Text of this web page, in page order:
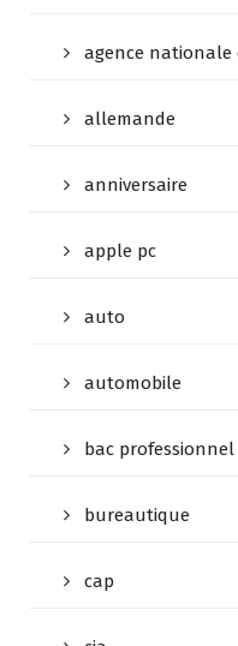
agence
allemande
anniversaire
apple pc
auto
automobile
bac professionnel
bureautique
cap